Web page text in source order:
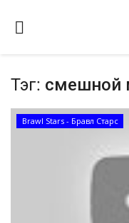
Тэг: смешной
Brawl Stars - Бравл Старс